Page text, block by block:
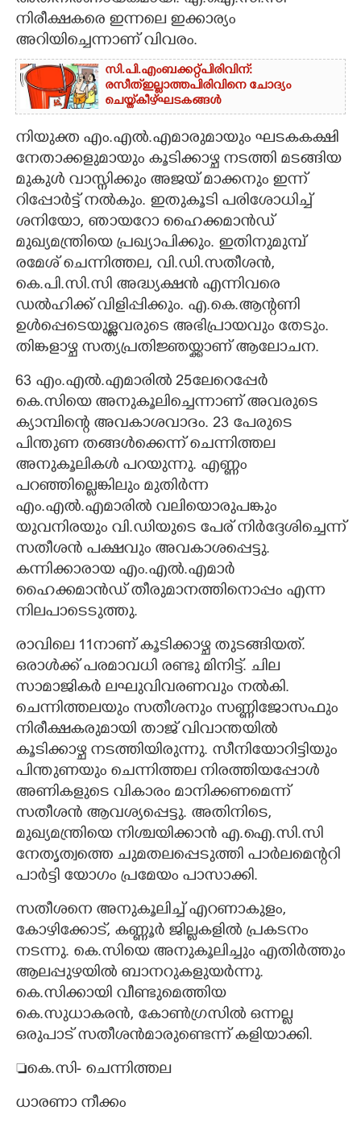
CONTACT US
നിരീക്ഷകരെ ഇന്നലെ ഇക്കാര്യം
അറിയിച്ചെന്നാണ് വിവരം.
സി.പി.എം ബക്കറ്റ് പിരിവിന്:
രസീത് ഇല്ലാത്ത പിരിവിനെ ചോദ്യം
ചെയ്ത് കീഴ്ഘടകങ്ങൾ
നിയുക്ത എം.എൽ.എമാരുമായും ഘടകകക്ഷി
നേതാക്കളുമായും കൂടിക്കാഴ്ച നടത്തി മടങ്ങിയ
മുകുൾ വാസ്നിക്കും അജയ് മാക്കനും ഇന്ന്
റിപ്പോർട്ട് നൽകും. ഇതുകൂടി പരിശോധിച്ച്
ശനിയോ, ഞായറോ ഹൈക്കമാൻഡ്
മുഖ്യമന്ത്രിയെ പ്രഖ്യാപിക്കും. ഇതിനുമുമ്പ്
രമേശ് ചെന്നിത്തല, വി.ഡി.സതീശൻ,
കെ.പി.സി.സി അദ്ധ്യക്ഷൻ എന്നിവരെ
ഡൽഹിക്ക് വിളിപ്പിക്കും. എ.കെ.ആന്റണി
ഉൾപ്പെടെയുള്ളവരുടെ അഭിപ്രായവും തേടും.
തിങ്കളാഴ്ച സത്യപ്രതിജ്ഞയ്ക്കാണ് ആലോചന.
63 എം.എൽ.എമാരിൽ 25ലേറെപ്പേർ
കെ.സിയെ അനുകൂലിച്ചെന്നാണ് അവരുടെ
ക്യാമ്പിന്റെ അവകാശവാദം. 23 പേരുടെ
പിന്തുണ തങ്ങൾക്കെന്ന് ചെന്നിത്തല
അനുകൂലികൾ പറയുന്നു. എണ്ണം
പറഞ്ഞില്ലെങ്കിലും മുതിർന്ന
എം.എൽ.എമാരിൽ വലിയൊരുപങ്കും
യുവനിരയും വി.ഡിയുടെ പേര് നിർദ്ദേശിച്ചെന്ന്
സതീശൻ പക്ഷവും അവകാശപ്പെട്ടു.
കന്നിക്കാരായ എം.എൽ.എമാർ
ഹൈക്കമാൻഡ് തീരുമാനത്തിനൊപ്പം എന്ന
നിലപാടെടുത്തു.
രാവിലെ 11നാണ് കൂടിക്കാഴ്ച തുടങ്ങിയത്.
ഒരാൾക്ക് പരമാവധി രണ്ടു മിനിട്ട്. ചില
സാമാജികർ ലഘുവിവരണവും നൽകി.
ചെന്നിത്തലയും സതീശനും സണ്ണിജോസഫും
നിരീക്ഷകരുമായി താജ് വിവാന്തയിൽ
കൂടിക്കാഴ്ച നടത്തിയിരുന്നു. സീനിയോറിട്ടിയും
പിന്തുണയും ചെന്നിത്തല നിരത്തിയപ്പോൾ
അണികളുടെ വികാരം മാനിക്കണമെന്ന്
സതീശൻ ആവശ്യപ്പെട്ടു. അതിനിടെ,
മുഖ്യമന്ത്രിയെ നിശ്ചയിക്കാൻ എ.ഐ.സി.സി
നേതൃത്വത്തെ ചുമതലപ്പെടുത്തി പാർലമെന്ററി
പാർട്ടി യോഗം പ്രമേയം പാസാക്കി.
സതീശനെ അനുകൂലിച്ച് എറണാകുളം,
കോഴിക്കോട്, കണ്ണൂർ ജില്ലകളിൽ പ്രകടനം
നടന്നു. കെ.സിയെ അനുകൂലിച്ചും എതിർത്തും
ആലപ്പുഴയിൽ ബാനറുകളുയർന്നു.
കെ.സിക്കായി വീണ്ടുമെത്തിയ
കെ.സുധാകരൻ,​ കോൺഗ്രസിൽ ഒന്നല്ല
ഒരുപാട് സതീശൻമാരുണ്ടെന്ന് കളിയാക്കി.
കെ.സി- ചെന്നിത്തല
ധാരണാ നീക്കം